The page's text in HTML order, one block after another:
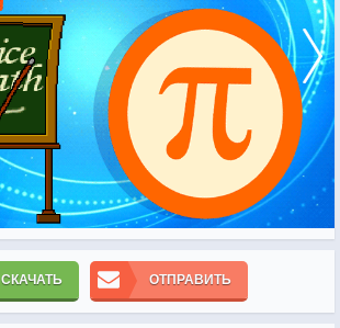
СКАЧАТЬ ОТПРАВИТЬ